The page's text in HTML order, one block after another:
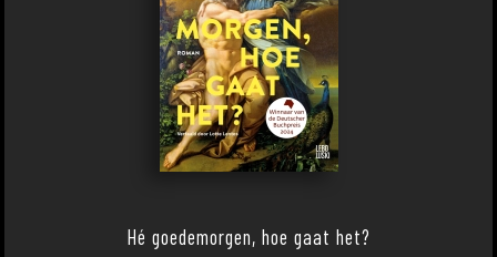
Hé goedemorgen, hoe gaat het?